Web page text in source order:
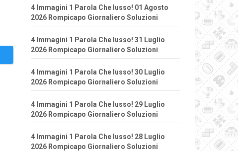
4 Immagini 1 Parola Che lusso! 01 Agosto
2026 Rompicapo Giornaliero Soluzioni
4 Immagini 1 Parola Che lusso! 31 Luglio
2026 Rompicapo Giornaliero Soluzioni
4 Immagini 1 Parola Che lusso! 30 Luglio
2026 Rompicapo Giornaliero Soluzioni
4 Immagini 1 Parola Che lusso! 29 Luglio
2026 Rompicapo Giornaliero Soluzioni
4 Immagini 1 Parola Che lusso! 28 Luglio
2026 Rompicapo Giornaliero Soluzioni